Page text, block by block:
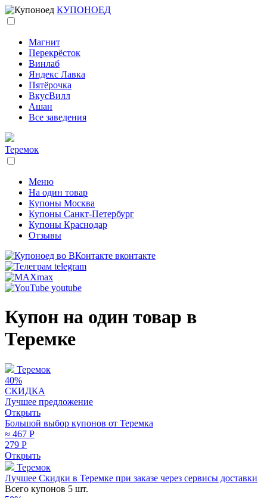
КУПОНОЕД
Магнит
Перекрёсток
Винлаб
Яндекс Лавка
Пятёрочка
ВкусВилл
Ашан
Все заведения
Теремок
Меню
На один товар
Купоны Москва
Купоны Санкт-Петербург
Купоны Краснодар
Отзывы
вконтакте
telegram
max
youtube
Купон на один товар в
Теремке
Теремок
40%
СКИДКА
Лучшее предложение
Открыть
Большой выбор купонов от Теремка
≈ 467 Р
279 Р
Открыть
Теремок
Лучшее Скидки в Теремке при заказе через сервисы доставки
Всего купонов 5 шт.